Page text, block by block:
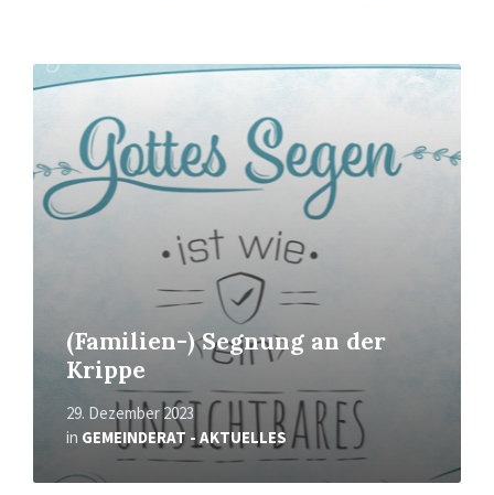
(Familien-) Segnung an der
Krippe
29. Dezember 2023
in GEMEINDERAT - AKTUELLES
Mehr
erfahren